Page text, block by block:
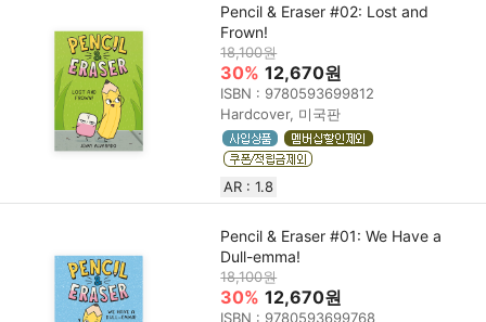
Pencil & Eraser #02: Lost and
Frown!
18,100원
30% 12,670원
ISBN : 9780593699812
Hardcover, 미국판
AR : 1.8
Pencil & Eraser #01: We Have a
Dull-emma!
18,100원
30% 12,670원
ISBN : 9780593699768